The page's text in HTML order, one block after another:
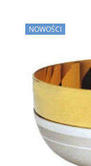
NOWOŚCI